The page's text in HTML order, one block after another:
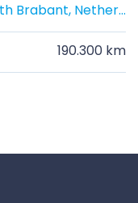
Breda, North Brabant, Netherlands
190.300 km